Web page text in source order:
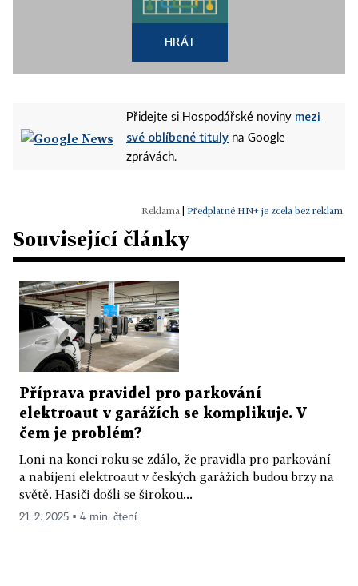
HRÁT
Přidejte si Hospodářské noviny mezi
své oblíbené tituly na Google
zprávách.
Předplatné HN+ je zcela bez reklam.
Související články
Příprava pravidel pro parkování
elektroaut v garážích se komplikuje. V
čem je problém?
Loni na konci roku se zdálo, že pravidla pro parkování
a nabíjení elektroaut v českých garážích budou brzy na
světě. Hasiči došli se širokou...
21. 2. 2025 ▪ 4 min. čtení